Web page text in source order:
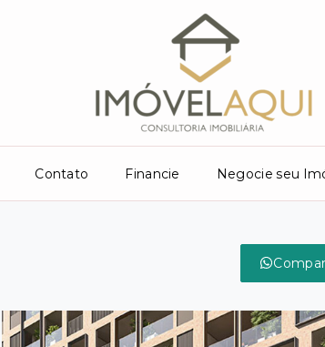
Contato Financie Negocie seu